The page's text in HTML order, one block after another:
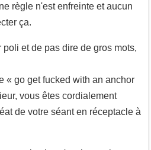
règle n'est enfreinte et aucun
ça.
poli et de pas dire de gros mots,
« go get fucked with an anchor
vous êtes cordialement
de votre séant en réceptacle à